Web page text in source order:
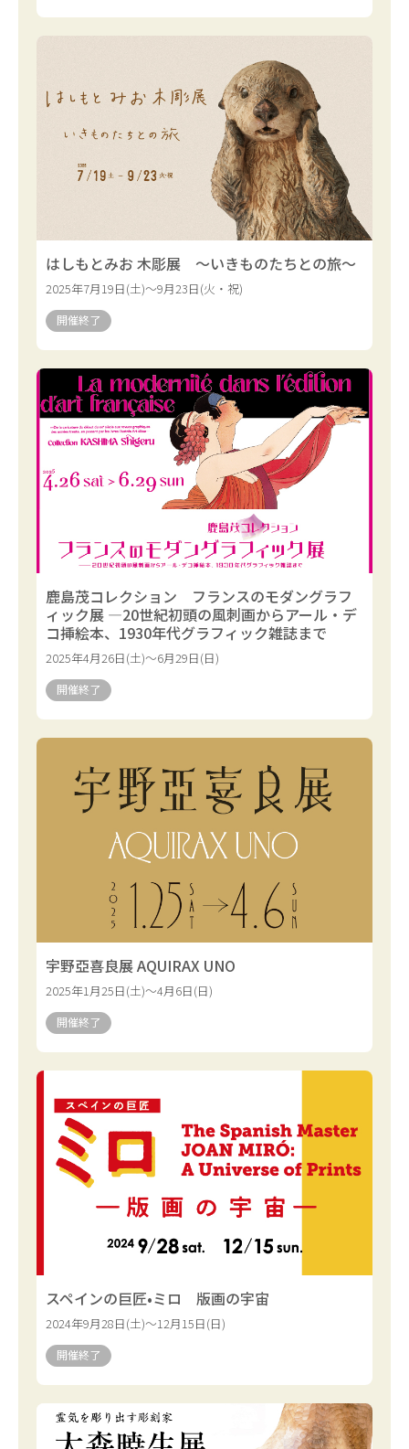
はしもとみお 木彫展 ～いきものたちとの旅～
2025年7月19日(土)～9月23日(火・祝)
開催終了
鹿島茂コレクション フランスのモダングラフ
ィック展 —20世紀初頭の風刺画からアール・デ
コ挿絵本、1930年代グラフィック雑誌まで
2025年4月26日(土)～6月29日(日)
開催終了
宇野亞喜良展 AQUIRAX UNO
2025年1月25日(土)～4月6日(日)
開催終了
スペインの巨匠•ミロ 版画の宇宙
2024年9月28日(土)～12月15日(日)
開催終了